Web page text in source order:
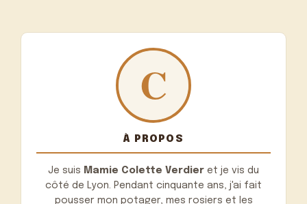
À PROPOS
Je suis Mamie Colette Verdier et je vis du
côté de Lyon. Pendant cinquante ans, j'ai fait
pousser mon potager, mes rosiers et les